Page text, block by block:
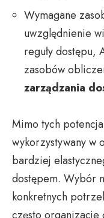
Wymagane
uwzględnienie
reguły dostępu,
zasobów
zarządzania
Mimo tych
wykorzystywany w
bardziej
dostępem. Wybór
konkretnych